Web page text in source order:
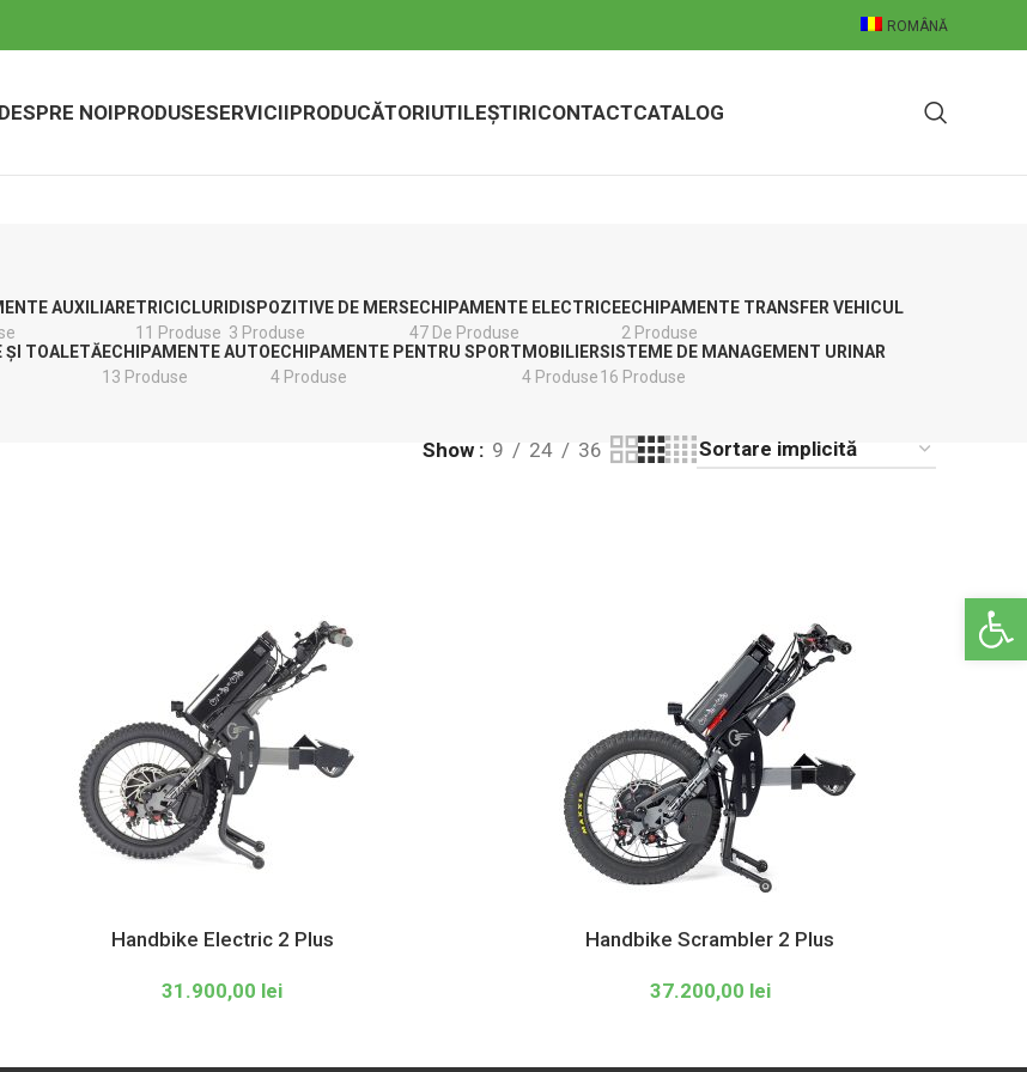
Deschide
ROMÂNĂ
DESPRE NOIPRODUSESERVICIIPRODUCĂTORIUTILEȘTIRICONTACTCATALOG
AUXILIARETRICICLURI
11 Produse
DISPOZITIVE DE MERS
3 Produse
ECHIPAMENTE ELECTRICE
47 De Produse
ECHIPAMENTE TRANSFER VEHICUL
2 Produse
ȘI TOALETĂECHIPAMENTE AUTO
13 Produse
ECHIPAMENTE PENTRU SPORT
4 Produse
MOBILIER
4 Produse
SISTEME DE MANAGEMENT URINAR
16 Produse
Show 9 24 36
Handbike Electric 2 Plus
31.900,00 lei
Handbike Scrambler 2 Plus
37.200,00 lei